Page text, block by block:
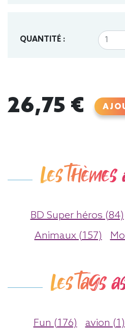
QUANTITÉ :
26,75 €
Les thèmes
BD Super héros (84)
Animaux (157)
Les tags
Fun (176) avion (1)